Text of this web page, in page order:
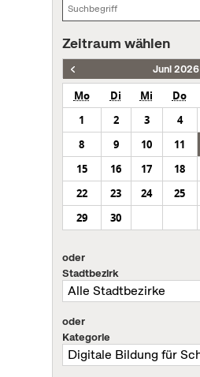
Zeitraum wählen
Juni 2026
Mo Di Mi Do
1
2 3 4
8
9 10 11
15
16 17 18
22
23 24 25
29
30
oder
Stadtbezirk
oder
Kategorie